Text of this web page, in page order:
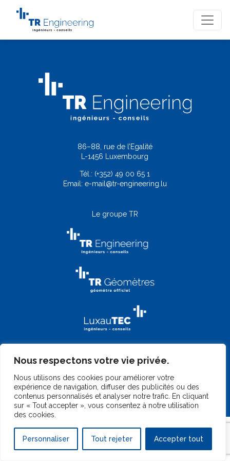
Nous respectons votre vie privée.
Nous utilisons des cookies pour améliorer votre
expérience de navigation, diffuser des publicités ou des
contenus personnalisés et analyser notre trafic. En cliquant
sur « Tout accepter », vous consentez à notre utilisation
des cookies.
Personnaliser Tout rejeter Accepter tout
Le groupe TR
86–88, rue de l’Egalité
L-1456 Luxembourg
Tél.: (+352) 49 00 65 1
Email: e-mail@tr-engineering.lu
©2026 TR-Engineering | Gérer mes cookies | Mentions légales
|
Design byMarc Wilmes Design | Website byTelkea Group